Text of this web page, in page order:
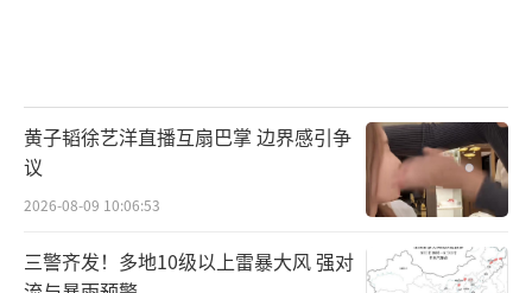
黄子韬徐艺洋直播互扇巴掌 边界感引争
议
2026-08-09 10:06:53
三警齐发！多地10级以上雷暴大风 强对